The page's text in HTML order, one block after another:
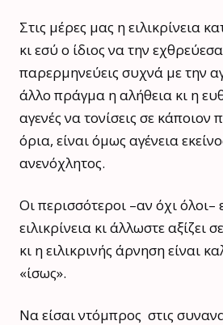
Στις μέρες μας η ειλικρίνεια
κι εσύ ο ίδιος να την
παρερμηνεύεις συχνά με την
άλλο πράγμα η αλήθεια κι η
αγενές να τονίσεις σε κάποιον
όρια, είναι όμως αγένεια
ανενόχλητος.
Οι περισσότεροι –αν όχι όλοι–
ειλικρίνεια κι άλλωστε αξίζει
κι η ειλικρινής άρνηση είναι
«ίσως».
Να είσαι ντόμπρος στις